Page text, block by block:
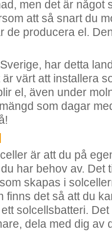
men det är något
att så snart du
de producera el.
har detta
värt att installera
el, även under
som dagar
är att du på
har behov av. Det
skapas i
finns det så att du
solcellsbatteri.
dela med dig av